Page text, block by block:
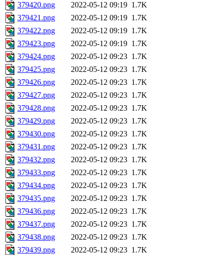
379420.png
2022-05-12 09:19 1.7K
379421.png
2022-05-12 09:19 1.7K
379422.png
2022-05-12 09:19 1.7K
379423.png
2022-05-12 09:19 1.7K
379424.png
2022-05-12 09:23 1.7K
379425.png
2022-05-12 09:23 1.7K
379426.png
2022-05-12 09:23 1.7K
379427.png
2022-05-12 09:23 1.7K
379428.png
2022-05-12 09:23 1.7K
379429.png
2022-05-12 09:23 1.7K
379430.png
2022-05-12 09:23 1.7K
379431.png
2022-05-12 09:23 1.7K
379432.png
2022-05-12 09:23 1.7K
379433.png
2022-05-12 09:23 1.7K
379434.png
2022-05-12 09:23 1.7K
379435.png
2022-05-12 09:23 1.7K
379436.png
2022-05-12 09:23 1.7K
379437.png
2022-05-12 09:23 1.7K
379438.png
2022-05-12 09:23 1.7K
379439.png
2022-05-12 09:23 1.7K